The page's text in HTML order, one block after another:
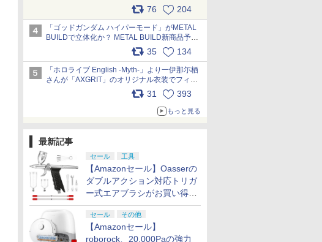
ンナーアームガトリングの変形機構まで再現し
最新フォーマットでキット化！
pic.x.com/nszPIDTpbg
76 204
「ゴッドガンダム ハイパーモード」がMETAL
BUILDで立体化か？ METAL BUILD新商品予告
が公開 pic.x.com/HIcLLIM3ar35 134
「ホロライブ English -Myth-」より一伊那尓栖
さんが「AXGRIT」のオリジナル衣装でフィギ
ュア化 pic.x.com/YMGhdIAzNa
31 393
もっと見る
最新記事
セール 工具
【Amazonセール】Oasserの
ダブルアクション対応トリガ
ー式エアブラシがお買い得価
格で登場！
セール その他
【Amazonセール】
roborock、20,000Paの強力